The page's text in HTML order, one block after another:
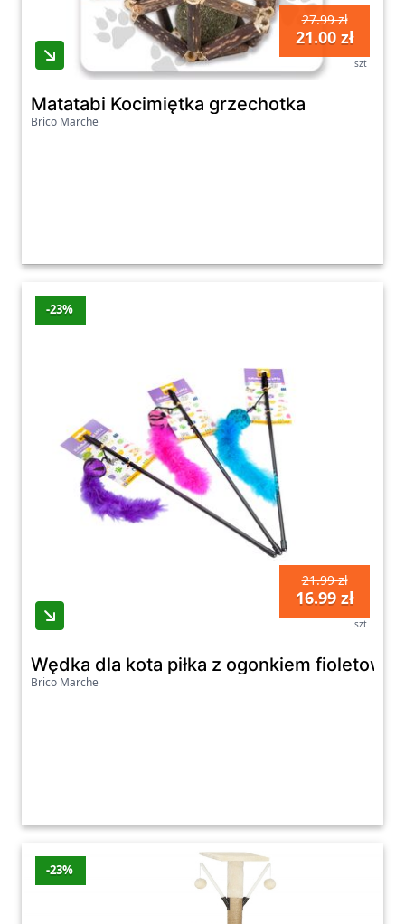
27.99 zł
21.00 zł
szt
Matatabi Kocimiętka grzechotka
Brico Marche
-23%
21.99 zł
16.99 zł
szt
Wędka dla kota piłka z ogonkiem fioletowa
Brico Marche
-23%